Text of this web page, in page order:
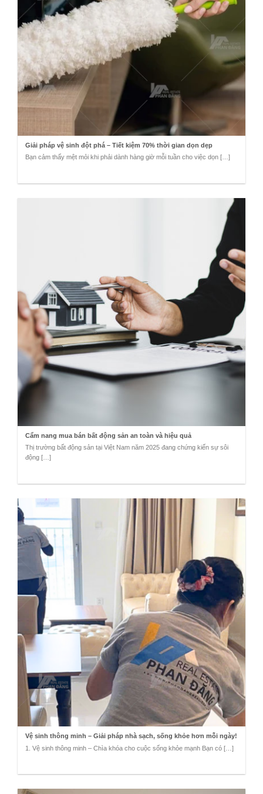
Giải pháp vệ sinh đột phá – Tiết kiệm 70% thời gian dọn dẹp
Bạn cảm thấy mệt mỏi khi phải dành hàng giờ mỗi tuần cho việc dọn […]
Cẩm nang mua bán bất động sản an toàn và hiệu quả
Thị trường bất động sản tại Việt Nam năm 2025 đang chứng kiến sự sôi
động […]
Vệ sinh thông minh – Giải pháp nhà sạch, sống khỏe hơn mỗi ngày!
1. Vệ sinh thông minh – Chìa khóa cho cuộc sống khỏe mạnh Bạn có […]